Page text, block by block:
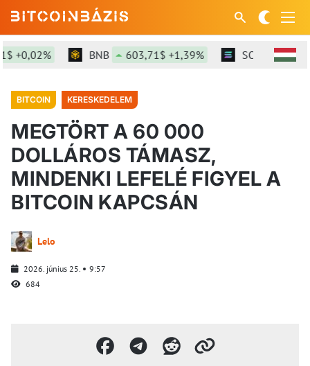
BNB 603,71$ +1,39% SOL 76,43$
BITCOIN KERESKEDELEM
MEGTÖRT A 60 000
DOLLÁROS TÁMASZ,
MINDENKI LEFELÉ FIGYEL A
BITCOIN KAPCSÁN
Lelo
2026. június 25.
9:57
684